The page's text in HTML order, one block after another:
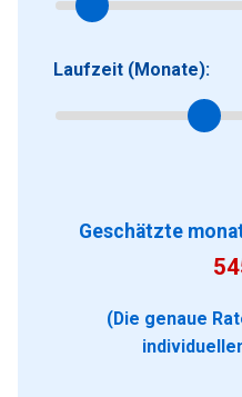
Laufzeit (Monate):
Geschätzte
(Die genaue